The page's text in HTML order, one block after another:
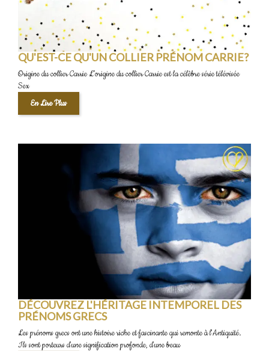
QU'EST-CE QU'UN COLLIER PRÉNOM CARRIE?
Origine du collier Carrie L’origine du collier Carrie est la célèbre série télévisée
Sex
En Lire Plus
DÉCOUVREZ L'HÉRITAGE INTEMPOREL DES
PRÉNOMS GRECS
Les prénoms grecs ont une histoire riche et fascinante qui remonte à l'Antiquité.
Ils sont porteurs d'une signification profonde, d'une beau